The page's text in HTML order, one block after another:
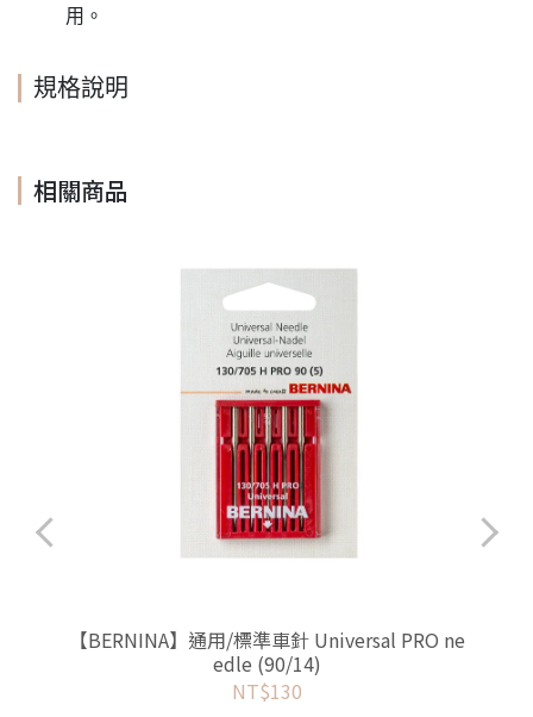
用。
規格說明
相關商品
【BERNINA】通用/標準車針 Universal PRO ne
edle (90/14)
NT$130